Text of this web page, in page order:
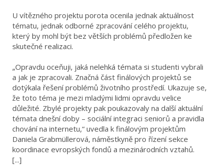
U vítězného projektu porota ocenila jednak aktuálnost
tématu, jednak odborné zpracování celého projektu,
který by mohl být bez větších problémů předložen ke
skutečné realizaci.
„Opravdu oceňuji, jaká nelehká témata si studenti vybrali
a jak je zpracovali. Značná část finálových projektů se
dotýkala řešení problémů životního prostředí. Ukazuje se,
že toto téma je mezi mladými lidmi opravdu velice
důležité. Zbylé projekty pak poukazovaly na další aktuální
témata dnešní doby – sociální integraci seniorů a pravidla
chování na internetu,“ uvedla k finálovým projektům
Daniela Grabmüllerová, náměstkyně pro řízení sekce
koordinace evropských fondů a mezinárodních vztahů.
[...]